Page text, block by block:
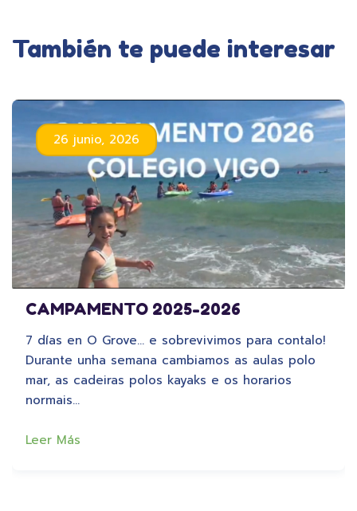
También te puede interesar
26 junio, 2026
CAMPAMENTO 2025-2026
7 días en O Grove… e sobrevivimos para contalo!
Durante unha semana cambiamos as aulas polo
mar, as cadeiras polos kayaks e os horarios
normais…
Leer Más